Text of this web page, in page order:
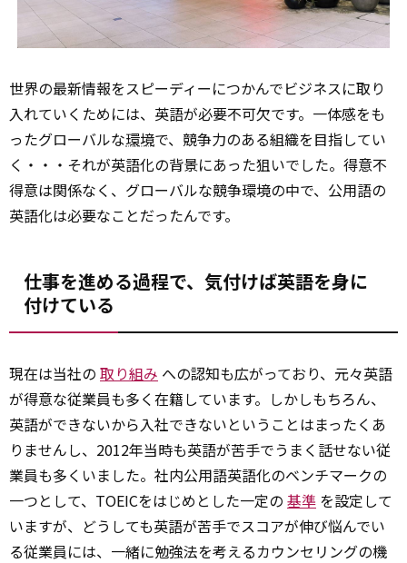
世界の最新情報をスピーディーにつかんでビジネスに取り
入れていくためには、英語が必要不可欠です。一体感をも
ったグローバルな環境で、競争力のある組織を目指してい
く・・・それが英語化の背景にあった狙いでした。得意不
得意は関係なく、グローバルな競争環境の中で、公用語の
英語化は必要なことだったんです。
仕事を進める過程で、気付けば英語を身に
付けている
現在は当社の 取り組み への認知も広がっており、元々英語
が得意な従業員も多く在籍しています。しかしもちろん、
英語ができないから入社できないということはまったくあ
りませんし、2012年当時も英語が苦手でうまく話せない従
業員も多くいました。社内公用語英語化のベンチマークの
一つとして、TOEICをはじめとした一定の 基準 を設定して
いますが、どうしても英語が苦手でスコアが伸び悩んでい
る従業員には、一緒に勉強法を考えるカウンセリングの機